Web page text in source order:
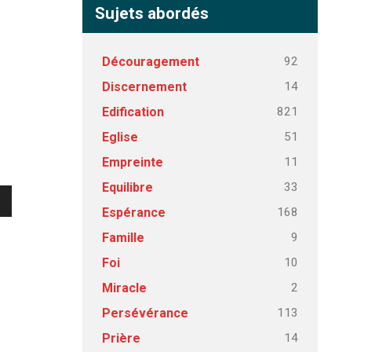
Sujets abordés
Découragement 92
Discernement 14
Edification 821
Eglise 51
Empreinte 11
Equilibre 33
Espérance 168
Famille 9
Foi 10
Miracle 2
Persévérance 113
Prière 14